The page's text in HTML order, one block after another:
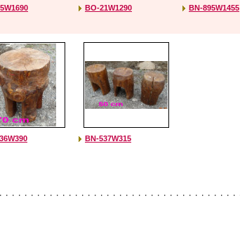
BO-21W1290 BN-895W1455
BN-537W315